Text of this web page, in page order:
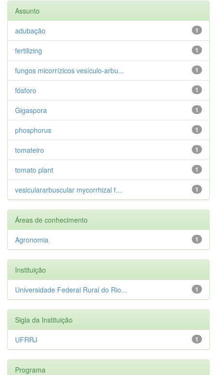
Assunto
1
adubação
1
fertilizing
1
fungos micorrízicos vesículo-arbu...
1
fósforo
1
Gigaspora
1
phosphorus
1
tomateiro
1
tomato plant
1
vesiculararbuscular mycorrhizal f...
Áreas de conhecimento
1
Agronomia
Instituição
1
Universidade Federal Rural do Rio...
Sigla da Instituição
1
UFRRJ
Programa